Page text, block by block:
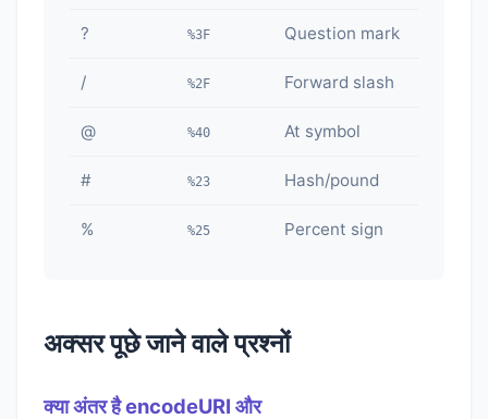
? %3F Question mark
/ %2F Forward slash
@ %40 At symbol
# %23 Hash/pound
% %25 Percent sign
अक्सर पूछे जाने वाले प्रश्नों
क्या अंतर है encodeURI और